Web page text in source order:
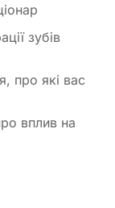
зубів
про які вас
вплив на